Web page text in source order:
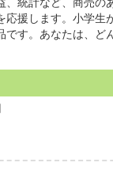
応援します。小学生
です。あなたは、ど